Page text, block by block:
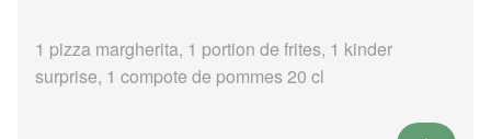
1 pizza margherita, 1 portion de frites, 1 kinder
surprise, 1 compote de pommes 20 cl